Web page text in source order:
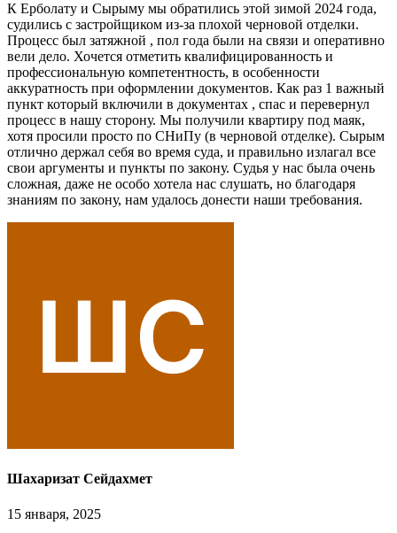
К Ерболату и Сырыму мы обратились этой зимой 2024 года,
судились с застройщиком из-за плохой черновой отделки.
Процесс был затяжной , пол года были на связи и оперативно
вели дело. Хочется отметить квалифицированность и
профессиональную компетентность, в особенности
аккуратность при оформлении документов. Как раз 1 важный
пункт который включили в документах , спас и перевернул
процесс в нашу сторону. Мы получили квартиру под маяк,
хотя просили просто по СНиПу (в черновой отделке). Сырым
отлично держал себя во время суда, и правильно излагал все
свои аргументы и пункты по закону. Судья у нас была очень
сложная, даже не особо хотела нас слушать, но благодаря
знаниям по закону, нам удалось донести наши требования.
Шахаризат Сейдахмет
15 января, 2025